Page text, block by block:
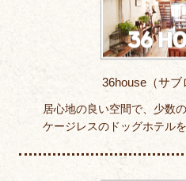
36house（サブ
居心地の良い空間で、少数
ケージレスのドッグホテル